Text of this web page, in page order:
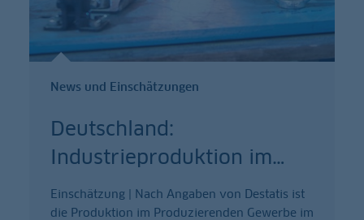
News und Einschätzungen
Deutschland:
Industrieproduktion im…
Einschätzung | Nach Angaben von Destatis ist
die Produktion im Produzierenden Gewerbe im